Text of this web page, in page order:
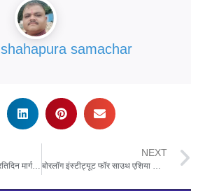
shahapura samachar
मुख्य मार्ग में खड़े वाहन और प्रतिदिन मार्ग से निकलते हार्वेस्टर यातायात व्यवस्था को बिगाड़ रहे ,आम जन परेशान
NEXT
बोरलॉग इंस्टीट्यूट फॉर साउथ एशिया और कृषि विभाग द्वारा करौंदी व बरगांव के किसानों को दिया गया एक दिवसीय विशेष प्रशिक्षण ,कीटनाशक और खरपतवार नाशक दवा का किया वितरण